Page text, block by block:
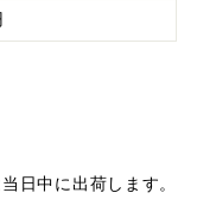
日中に出荷します。